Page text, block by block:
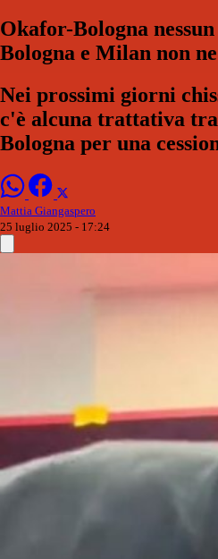
Okafor-Bologna
Bologna e Milan non
Nei prossimi giorni
c'è alcuna trattativa
Bologna per una
Mattia Giangaspero
25 luglio 2025 - 17:24